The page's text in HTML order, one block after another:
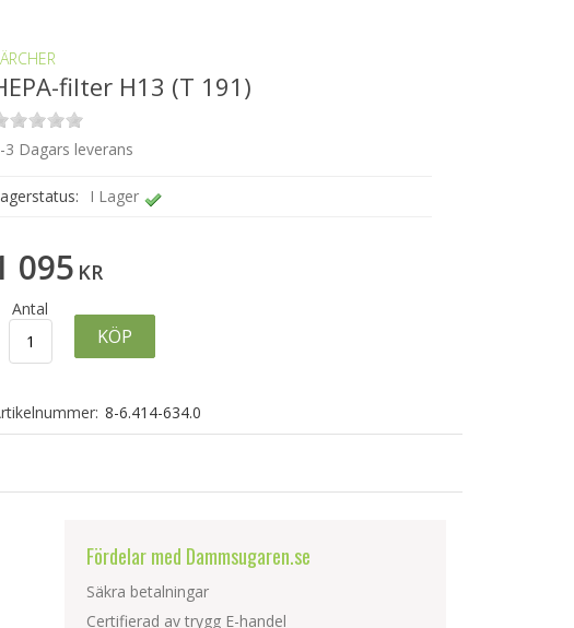
filter H13 (T 191)
3 Dagars leverans
I Lager
095 KR
Antal
KÖP
8-6.414-634.0
Fördelar med Dammsugaren.se
Säkra betalningar
Certifierad av trygg E-handel